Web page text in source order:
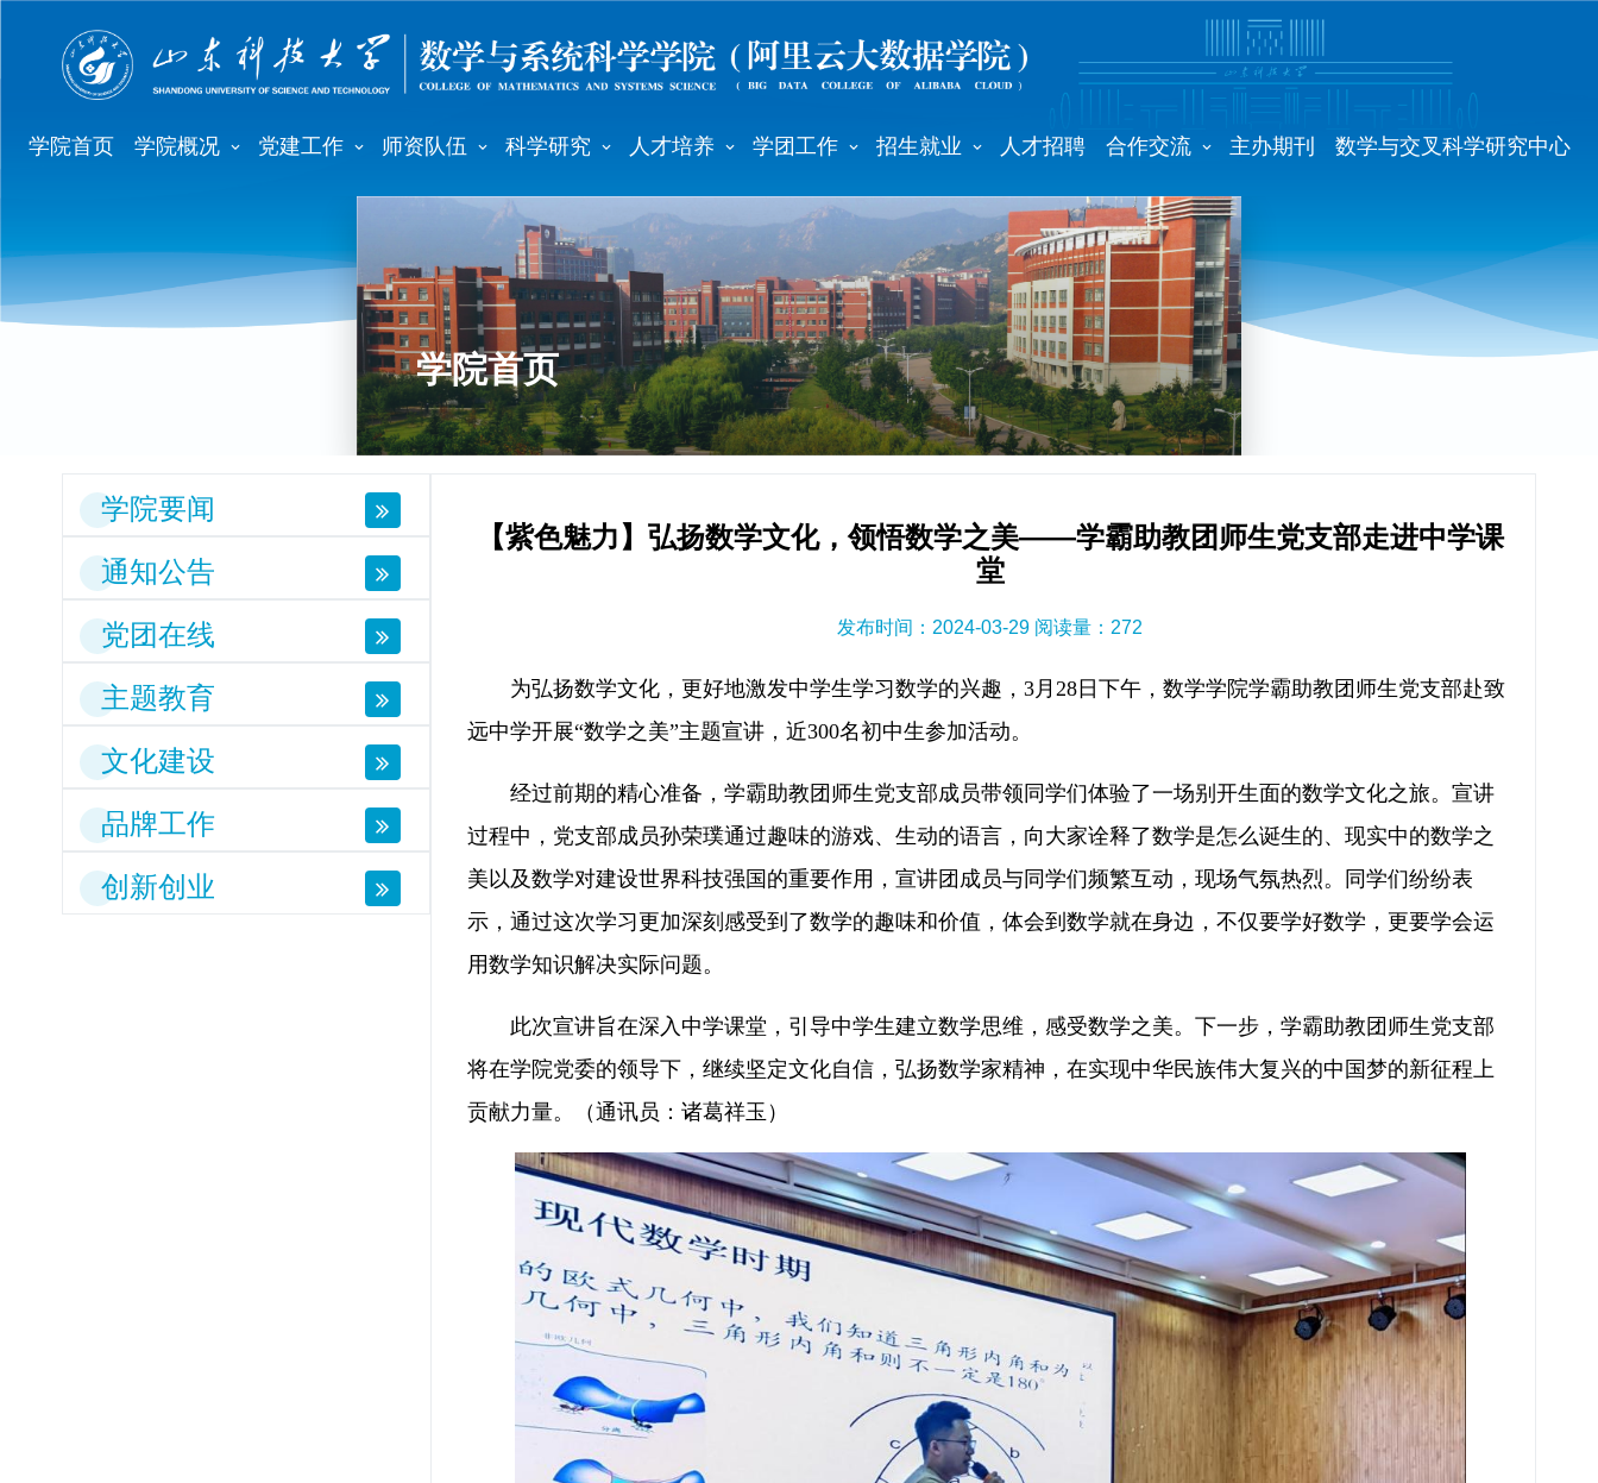
学院首页 学院概况 党建工作 师资队伍 科学研究 人才培养 学团工作 招生就业 人才招聘 合作交流 主办期刊 数学与交叉科学研究中心
学院首页
学院要闻
通知公告
党团在线
主题教育
文化建设
品牌工作
创新创业
【紫色魅力】弘扬数学文化，领悟数学之美——学霸助教团师生党支部走进中学课
堂
发布时间：2024-03-29 阅读量： 272
为弘扬数学文化，更好地激发中学生学习数学的兴趣，3月28日下午，数学学院学霸助教团师生党支部赴致
远中学开展“数学之美”主题宣讲，近300名初中生参加活动。
经过前期的精心准备，学霸助教团师生党支部成员带领同学们体验了一场别开生面的数学文化之旅。宣讲
过程中，党支部成员孙荣璞通过趣味的游戏、生动的语言，向大家诠释了数学是怎么诞生的、现实中的数学之
美以及数学对建设世界科技强国的重要作用，宣讲团成员与同学们频繁互动，现场气氛热烈。同学们纷纷表
示，通过这次学习更加深刻感受到了数学的趣味和价值，体会到数学就在身边，不仅要学好数学，更要学会运
用数学知识解决实际问题。
此次宣讲旨在深入中学课堂，引导中学生建立数学思维，感受数学之美。下一步，学霸助教团师生党支部
将在学院党委的领导下，继续坚定文化自信，弘扬数学家精神，在实现中华民族伟大复兴的中国梦的新征程上
贡献力量。（通讯员：诸葛祥玉）